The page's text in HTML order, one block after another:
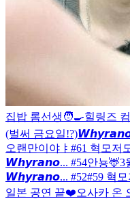
집밥 롬선생🧑‍🍳힐링즈
(벌써 금요일!?)
오랜만이야ㅑ #61 혁모저
𝙒𝙝𝙮𝙧𝙖𝙣𝙤... #54안뇽🦌3
𝙒𝙝𝙮𝙧𝙖𝙣𝙤... #52#59 혁
일본 공연 끝❤️오사카 온